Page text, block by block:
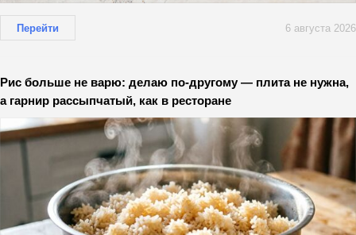
Перейти 6 августа 2026
Рис больше не варю: делаю по-другому — плита не нужна,
а гарнир рассыпчатый, как в ресторане